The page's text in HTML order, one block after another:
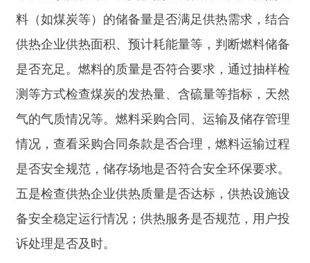
（1）户外广告与招牌
1.户外广告与招牌：检查户外广告、招牌设置
是否符合规划和审批要求，有无破损、陈旧、褪色
等影响市容的情况；是否存在擅自设置、超期设置
或违规张贴小广告等行为。
2.临街店铺经营秩序：查看店铺是否存在店外
经营、占道经营现象，商品摆放是否规范；门前环
境卫生是否整洁，有无垃圾杂物堆积。
3.建筑物外立面：检查建筑物外立面是否保持